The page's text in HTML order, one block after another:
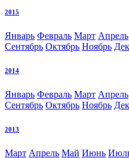
2015
Январь Февраль Март Апрель
Сентябрь Октябрь Ноябрь
2014
Январь Февраль Март Апрель
Сентябрь Октябрь Ноябрь
2013
Март Апрель Май Июнь